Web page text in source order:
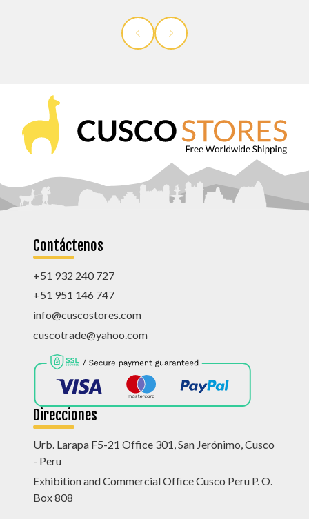
Contáctenos
+51 932 240 727
+51 951 146 747
info@cuscostores.com
cuscotrade@yahoo.com
Direcciones
Urb. Larapa F5-21 Office 301, San Jerónimo, Cusco
- Peru
Exhibition and Commercial Office Cusco Peru P. O.
Box 808